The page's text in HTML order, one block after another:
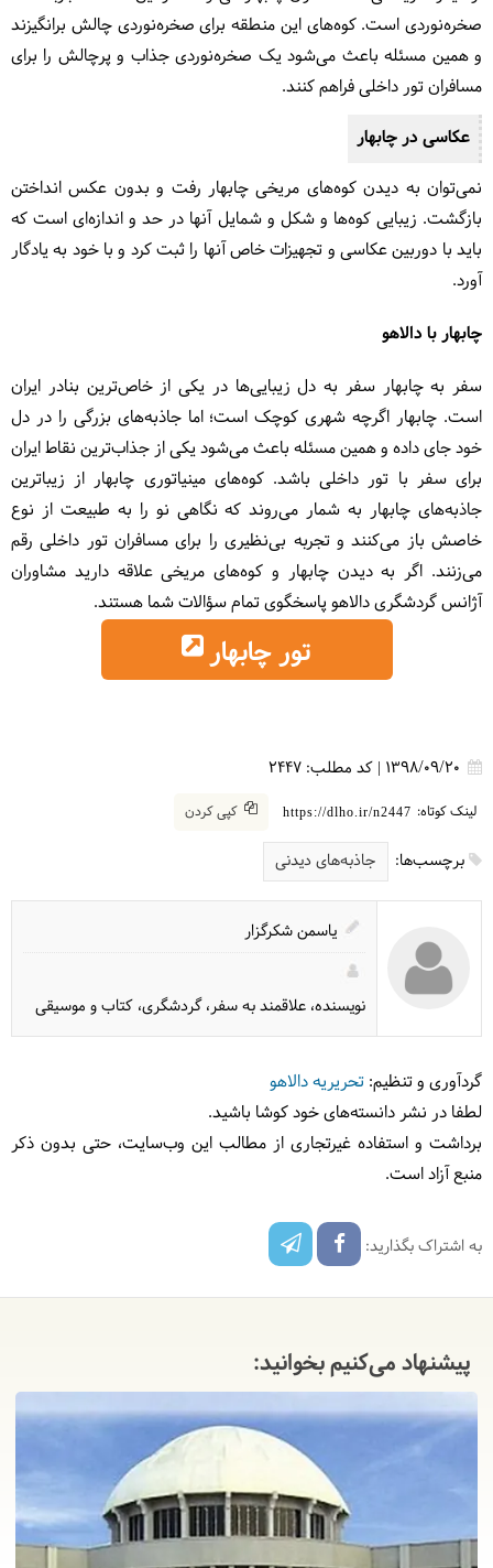
صخره‌نوردی است. کوه‌های این منطقه برای صخره‌نوردی چالش برانگیزند
و همین مسئله باعث می‌شود یک صخره‌نوردی جذاب و پرچالش را برای
مسافران تور داخلی فراهم کنند.
عکاسی در چابهار
نمی‌توان به دیدن کوه‌های مریخی چابهار رفت و بدون عکس انداختن
بازگشت. زیبایی کوه‌ها و شکل و شمایل آنها در حد و اندازه‌ای است که
باید با دوربین عکاسی و تجهیزات خاص آنها را ثبت کرد و با خود به یادگار
آورد.
چابهار با دالاهو
سفر به چابهار سفر به دل زیبایی‌ها در یکی از خاص‌ترین بنادر ایران
است. چابهار اگرچه شهری کوچک است؛ اما جاذبه‌های بزرگی را در دل
خود جای داده و همین مسئله باعث می‌شود یکی از جذاب‌ترین نقاط ایران
برای سفر با تور داخلی باشد. کوه‌های مینیاتوری چابهار از زیباترین
جاذبه‌های چابهار به شمار می‌روند که نگاهی نو را به طبیعت از نوع
خاصش باز می‌کنند و تجربه بی‌نظیری را برای مسافران تور داخلی رقم
می‌زنند. اگر به دیدن چابهار و کوه‌های مریخی علاقه دارید مشاوران
آژانس گردشگری دالاهو پاسخگوی تمام سؤالات شما هستند.
تور چابهار
1398/09/20
| کد مطلب: 2447
لینک کوتاه: https://dlho.ir/n2447 کپی کردن
برچسب‌ها: جاذبه‌های دیدنی
یاسمن شکرگزار
نویسنده، علاقمند به سفر، گردشگری، کتاب و موسیقی
گردآوری و تنظیم: تحریریه دالاهو
لطفا در نشر دانسته‌های خود کوشا باشید.
برداشت و استفاده غیرتجاری از مطالب این وب‌سایت، حتی بدون ذکر
منبع آزاد است.
به اشتراک بگذارید:
پیشنهاد می‌کنیم بخوانید: